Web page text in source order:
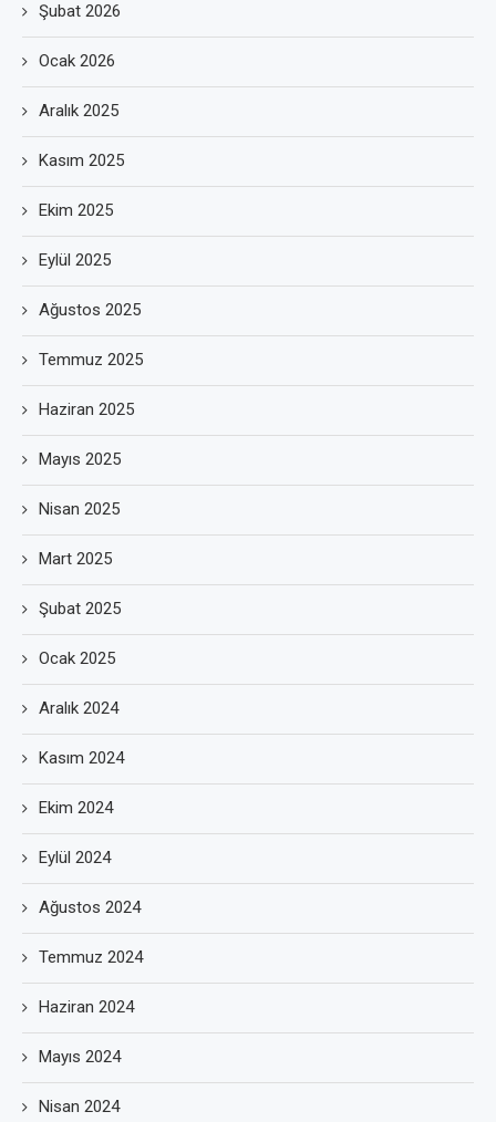
Şubat 2026
Ocak 2026
Aralık 2025
Kasım 2025
Ekim 2025
Eylül 2025
Ağustos 2025
Temmuz 2025
Haziran 2025
Mayıs 2025
Nisan 2025
Mart 2025
Şubat 2025
Ocak 2025
Aralık 2024
Kasım 2024
Ekim 2024
Eylül 2024
Ağustos 2024
Temmuz 2024
Haziran 2024
Mayıs 2024
Nisan 2024